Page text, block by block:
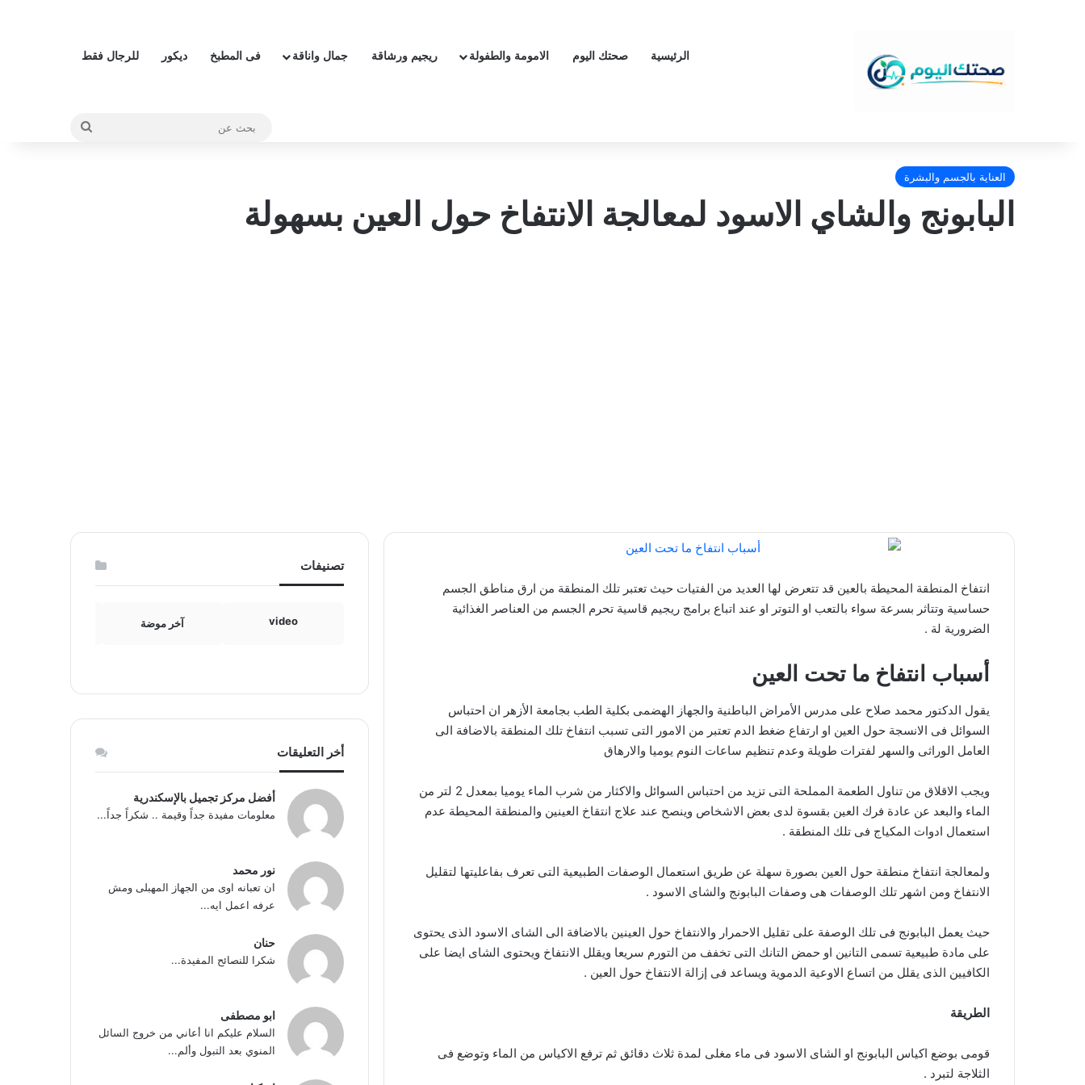
الرئيسية صحتك اليوم الامومة والطفولة ريجيم ورشاقة جمال واناقة فى المطبخ ديكور للرجال فقط
العناية بالجسم والبشرة
البابونج والشاي الاسود لمعالجة الانتفاخ حول العين بسهولة
انتفاخ المنطقة المحيطة بالعين قد تتعرض لها العديد من الفتيات حيث تعتبر تلك المنطقة من ارق مناطق الجسم
حساسية وتتاثر بسرعة سواء بالتعب او التوتر او عند اتباع برامج ريجيم قاسية تحرم الجسم من العناصر الغذائية
الضرورية لة .
أسباب انتفاخ ما تحت العين
يقول الدكتور محمد صلاح على مدرس الأمراض الباطنية والجهاز الهضمى بكلية الطب بجامعة الأزهر ان احتباس
السوائل فى الانسجة حول العين او ارتفاع ضغط الدم تعتبر من الامور التى تسبب انتفاخ تلك المنطقة بالاضافة الى
العامل الوراثى والسهر لفترات طويلة وعدم تنظيم ساعات النوم يوميا والارهاق
ويجب الاقلاق من تناول الطعمة المملحة التى تزيد من احتباس السوائل والاكثار من شرب الماء يوميا بمعدل 2 لتر من
الماء والبعد عن عادة فرك العين بقسوة لدى بعض الاشخاص وينصح عند علاج انتقاخ العينين والمنطقة المحيطة عدم
استعمال ادوات المكياج فى تلك المنطقة .
ولمعالجة انتفاخ منطقة حول العين بصورة سهلة عن طريق استعمال الوصفات الطبيعية التى تعرف بفاعليتها لتقليل
الانتفاخ ومن اشهر تلك الوصفات هى وصفات البابونج والشاى الاسود .
حيث يعمل البابونج فى تلك الوصفة على تقليل الاحمرار والانتفاخ حول العينين بالاضافة الى الشاى الاسود الذى يحتوى
على مادة طبيعية تسمى التانين او حمض التانك التى تخفف من التورم سريعا ويقلل الانتفاخ ويحتوى الشاى ايضا على
الكافيين الذى يقلل من اتساع الاوعية الدموية ويساعد فى إزالة الانتفاخ حول العين .
الطريقة
قومى بوضع اكياس البابونج او الشاى الاسود فى ماء مغلى لمدة ثلاث دقائق ثم ترفع الاكياس من الماء وتوضع فى
الثلاجة لتبرد .
وصفات طبيعية لترطيب البشرة الجافة
الزيوت الأساسيّة
تصنيفات
video آخر موضة
أخر التعليقات
أفضل مركز تجميل بالإسكندرية
معلومات مفيدة جداً وقيمة .. شكراً جداً...
نور محمد
ان تعبانه اوى من الجهاز المهبلى ومش
عرفه اعمل ايه...
حنان
شكرا للنصائح المفيدة...
ابو مصطفى
السلام عليكم انا أعاني من خروج السائل
المنوي بعد التبول وألم...